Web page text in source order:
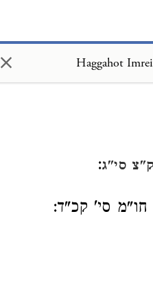
× Haggahot
סי"ג:
חו"מ סי' קכ"ד: